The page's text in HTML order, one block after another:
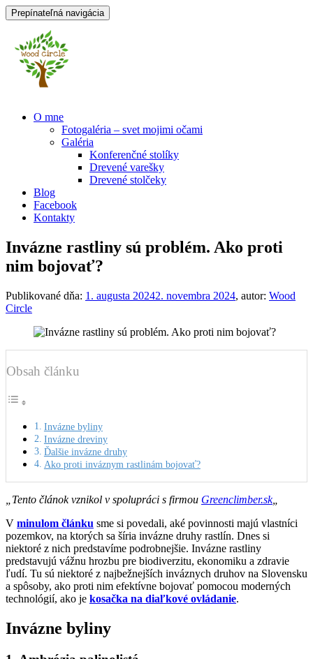
Prepínateľná navigácia
Prejsť
O mne
Fotogaléria – svet mojimi očami
Galéria
Konferenčné stolíky
Drevené varešky
Drevené stolčeky
Blog
Facebook
Kontakty
Invázne rastliny sú problém. Ako proti
nim bojovať?
Publikované dňa: 1. augusta 20242. novembra 2024, autor: Wood
Circle
Obsah článku
Invázne byliny
Invázne dreviny
Ďalšie invázne druhy
Ako proti inváznym rastlinám bojovať?
„Tento článok vznikol v spolupráci s firmou Greenclimber.sk„
V minulom článku sme si povedali, aké povinnosti majú vlastníci
pozemkov, na ktorých sa šíria invázne druhy rastlín. Dnes si
niektoré z nich predstavíme podrobnejšie. Invázne rastliny
predstavujú vážnu hrozbu pre biodiverzitu, ekonomiku a zdravie
ľudí. Tu sú niektoré z najbežnejších inváznych druhov na Slovensku
a spôsoby, ako proti nim efektívne bojovať pomocou moderných
technológií, ako je kosačka na diaľkové ovládanie.
Invázne byliny